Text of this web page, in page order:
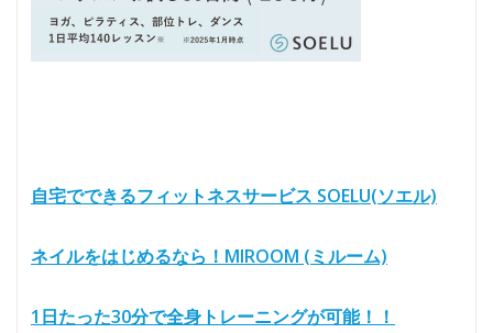
自宅でできるフィットネスサービス SOELU(ソエル)
ネイルをはじめるなら！MIROOM (ミルーム)
1日たった30分で全身トレーニングが可能！！